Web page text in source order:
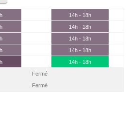
14h - 18h
14h - 18h
14h - 18h
14h - 18h
14h - 18h
Fermé
Fermé